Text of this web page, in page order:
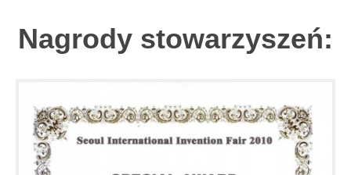
Nagrody stowarzyszeń: